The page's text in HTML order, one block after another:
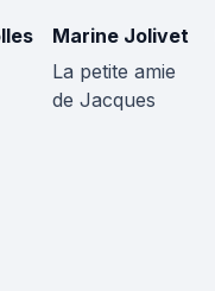
Marine Jolivet
La petite amie
de Jacques